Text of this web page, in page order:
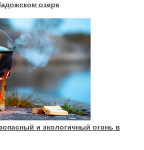
озере
и экологичный огонь в